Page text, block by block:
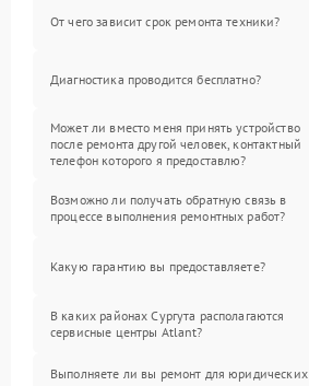
От чего зависит срок ремонта техники?
Диагностика проводится бесплатно?
Может ли вместо меня принять устройство
после ремонта другой человек, контактный
телефон которого я предоставлю?
Возможно ли получать обратную связь в
процессе выполнения ремонтных работ?
Какую гарантию вы предоставляете?
В каких районах Сургута располагаются
сервисные центры Atlant?
Выполняете ли вы ремонт для юридических